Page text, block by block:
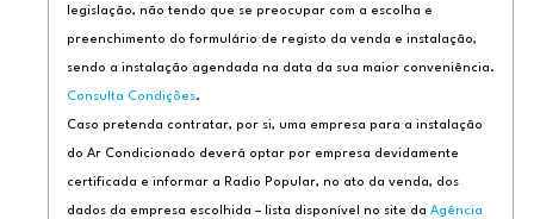
legislação, não tendo que se preocupar com a escolha e
preenchimento do formulário de registo da venda e instalação,
sendo a instalação agendada na data da sua maior conveniência.
Consulta Condições.
Caso pretenda contratar, por si, uma empresa para a instalação
do Ar Condicionado deverá optar por empresa devidamente
certificada e informar a Radio Popular, no ato da venda, dos
dados da empresa escolhida – lista disponível no site da Agência